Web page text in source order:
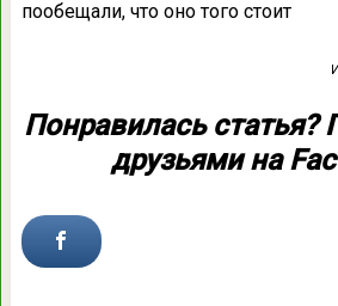
пообещали, что оно того стоит
Понравилась статья?
друзьями на